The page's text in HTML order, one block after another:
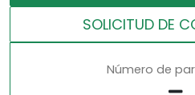
SOLICITUD DE
Número de